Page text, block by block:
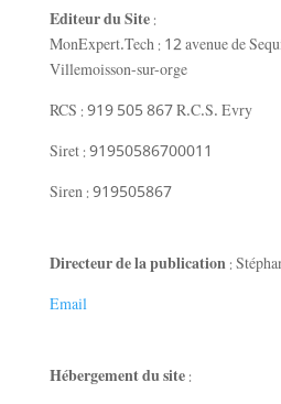
Editeur du Site:
MonExpert.Tech : 12 avenue de
Villemoisson-sur-orge
RCS : 919 505 867 R.C.S. Evry
Siret : 91950586700011
Siren : 919505867
Directeur de la publication:
Email
Hébergement du site: